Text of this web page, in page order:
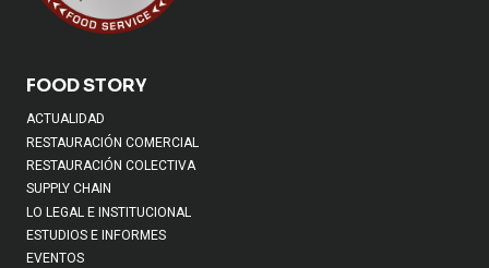
FOOD STORY
ACTUALIDAD
RESTAURACIÓN COMERCIAL
RESTAURACIÓN COLECTIVA
SUPPLY CHAIN
LO LEGAL E INSTITUCIONAL
ESTUDIOS E INFORMES
EVENTOS